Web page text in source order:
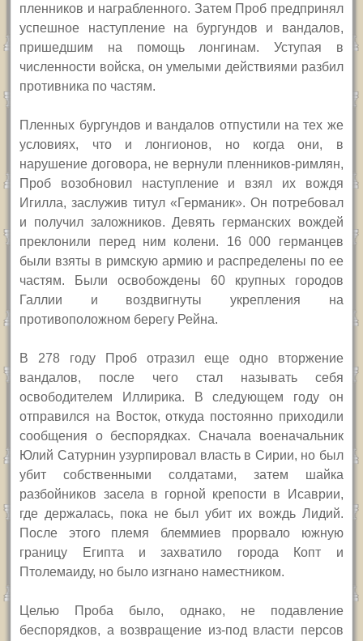
пленников и награбленного. Затем Проб предпринял
успешное наступление на бургундов и вандалов,
пришедшим на помощь лонгинам. Уступая в
численности войска, он умелыми действиями разбил
противника по частям.
Пленных бургундов и вандалов отпустили на тех же
условиях, что и лонгионов, но когда они, в
нарушение договора, не вернули пленников-римлян,
Проб возобновил наступление и взял их вождя
Игилла, заслужив титул «Германик». Он потребовал
и получил заложников. Девять германских вождей
преклонили перед ним колени. 16 000 германцев
были взяты в римскую армию и распределены по ее
частям. Были освобождены 60 крупных городов
Галлии и воздвигнуты укрепления на
противоположном берегу Рейна.
В 278 году Проб отразил еще одно вторжение
вандалов, после чего стал называть себя
освободителем Иллирика. В следующем году он
отправился на Восток, откуда постоянно приходили
сообщения о беспорядках. Сначала военачальник
Юлий Сатурнин узурпировал власть в Сирии, но был
убит собственными солдатами, затем шайка
разбойников засела в горной крепости в Исаврии,
где держалась, пока не был убит их вождь Лидий.
После этого племя блеммиев прорвало южную
границу Египта и захватило города Копт и
Птолемаиду, но было изгнано наместником.
Целью Проба было, однако, не подавление
беспорядков, а возвращение из-под власти персов